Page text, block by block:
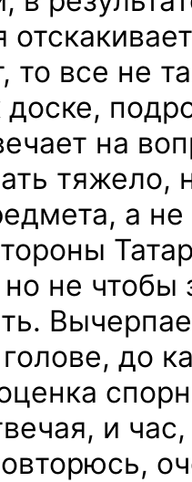
то все не
на
тяжело,
а не
не чтобы
до
и